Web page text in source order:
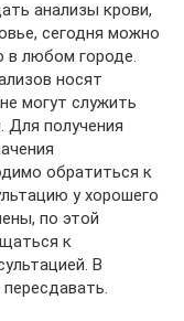
анализы крови,
сегодня можно
в любом городе.
носят
могут служить
Для получения
обратиться к
у хорошего
по этой
к
В